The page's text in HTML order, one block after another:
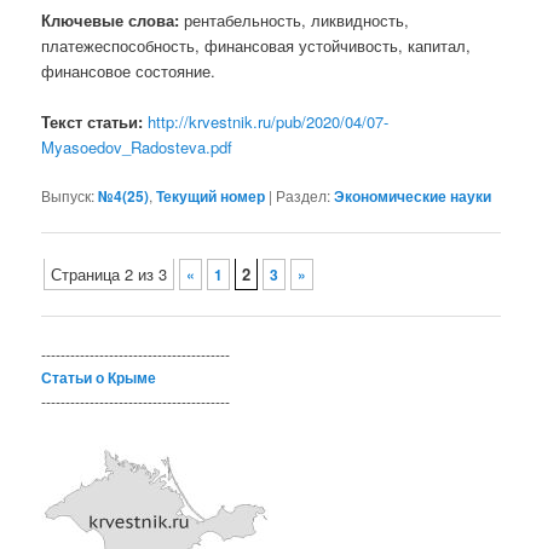
Ключевые слова: рентабельность, ликвидность,
платежеспособность, финансовая устойчивость, капитал,
финансовое состояние.
Текст статьи: http://krvestnik.ru/pub/2020/04/07-
Myasoedov_Radosteva.pdf
Выпуск:№4(25),Текущий номер | Раздел:Экономические науки
Навигация по записям
Страница 2 из 3 « 1 2 3 »
---------------------------------------
Статьи о Крыме
---------------------------------------